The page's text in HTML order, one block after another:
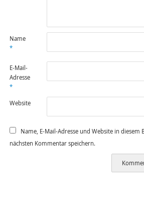
Name
*
E-Mail-
Adresse
*
Website
Name, E-Mail-Adresse und Website in diesem
nächsten Kommentar speichern.